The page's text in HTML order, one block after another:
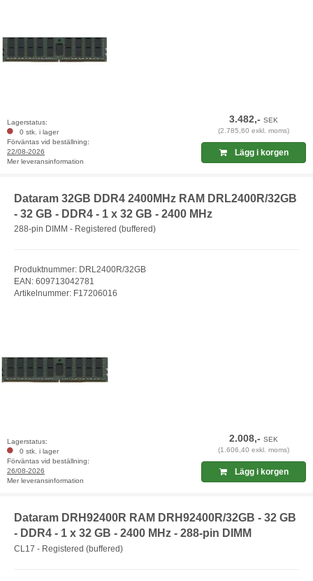
Lagerstatus:
0 stk. i lager
Förväntas vid beställning:
22/08-2026
Mer leveransinformation
3.482,-SEK
(2.785,60 exkl. moms)
Lägg i korgen
Dataram 32GB DDR4 2400MHz RAM DRL2400R/32GB
- 32 GB - DDR4 - 1 x 32 GB - 2400 MHz
288-pin DIMM - Registered (buffered)
Produktnummer: DRL2400R/32GB
EAN: 609713042781
Artikelnummer: F17206016
Lagerstatus:
0 stk. i lager
Förväntas vid beställning:
26/08-2026
Mer leveransinformation
2.008,-SEK
(1.606,40 exkl. moms)
Lägg i korgen
Dataram DRH92400R RAM DRH92400R/32GB - 32 GB
- DDR4 - 1 x 32 GB - 2400 MHz - 288-pin DIMM
CL17 - Registered (buffered)